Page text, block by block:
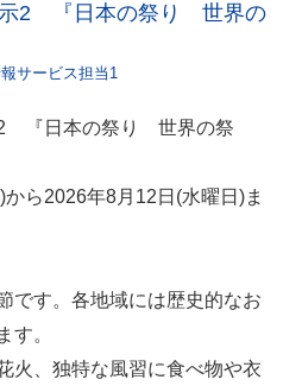
2 『日本の祭り 世界の
サービス担当1
『日本の祭り 世界の祭
ら2026年8月12日(水曜日)ま
です。各地域には歴史的なお
す。
火、独特な風習に食べ物や衣